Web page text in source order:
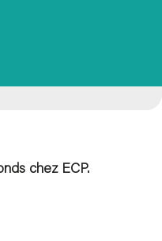
chez ECP.